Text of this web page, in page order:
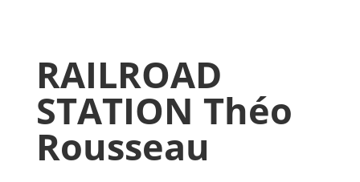
RAILROAD
STATION Théo
Rousseau